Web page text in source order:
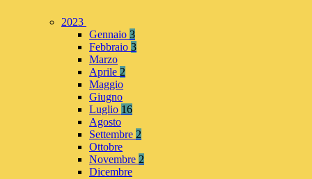
2023
Gennaio 3
Febbraio 3
Marzo
Aprile 2
Maggio
Giugno
Luglio 16
Agosto
Settembre 2
Ottobre
Novembre 2
Dicembre